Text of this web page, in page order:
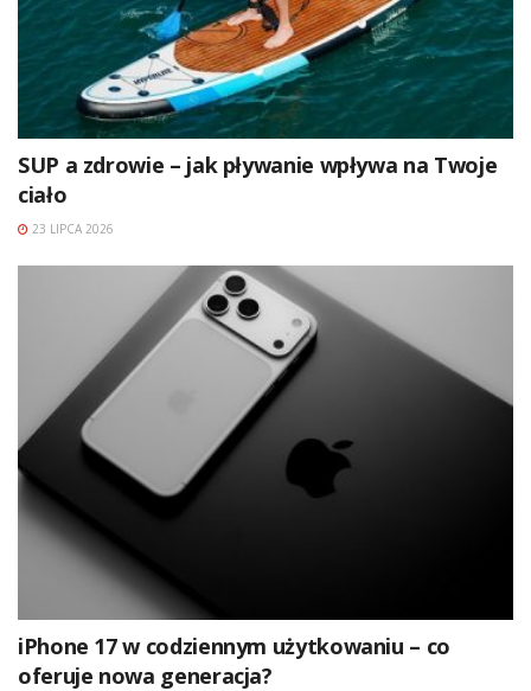
SUP a zdrowie – jak pływanie wpływa na Twoje
ciało
23 LIPCA 2026
iPhone 17 w codziennym użytkowaniu – co
oferuje nowa generacja?